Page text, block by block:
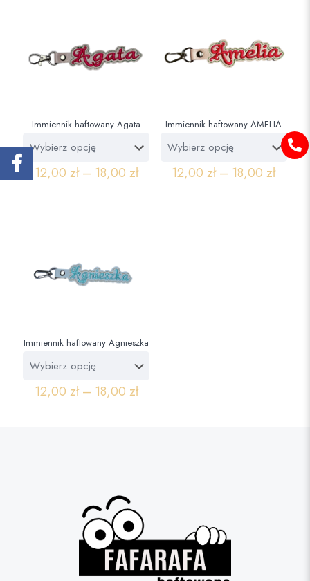
Immiennik haftowany Agata
12,00 zł– 18,00 zł
Immiennik haftowany AMELIA
12,00zł– 18,00zł
Immiennik haftowany Agnieszka
12,00 zł– 18,00 zł